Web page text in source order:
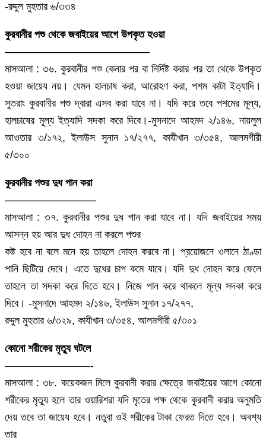
-রদ্দুল মুহতার ৬/৩৩৪
কুরবানীর পশু থেকে জবাইয়ের আগে উপকৃত হওয়া
—————————————–
মাসআলা : ৩৬. কুরবানীর পশু কেনার পর বা নির্দিষ্ট করার পর তা থেকে উপকৃত
হওয়া জায়েয নয়। যেমন হালচাষ করা, আরোহণ করা, পশম কাটা ইত্যাদি।
সুতরাং কুরবানীর পশু দ্বারা এসব করা যাবে না। যদি করে তবে পশমের মূল্য,
হালচাষের মূল্য ইত্যাদি সদকা করে দিবে।-মুসনাদে আহমদ ২/১৪৬, নায়লুল
আওতার ৩/১৭২, ইলাউস সুনান ১৭/২৭৭, কাযীখান ৩/৩৫৪, আলমগীরী
৫/৩০০
কুরবানীর পশুর দুধ পান করা
————————–
মাসআলা : ৩৭. কুরবানীর পশুর দুধ পান করা যাবে না। যদি জবাইয়ের সময়
আসন্ন হয় আর দুধ দোহন না করলে পশুর
কষ্ট হবে না বলে মনে হয় তাহলে দোহন করবে না। প্রয়োজনে ওলানে ঠাণ্ডা
পানি ছিটিয়ে দেবে। এতে দুধের চাপ কমে যাবে। যদি দুধ দোহন করে ফেলে
তাহলে তা সদকা করে দিতে হবে। নিজে পান করে থাকলে মূল্য সদকা করে
দিবে। -মুসনাদে আহমদ ২/১৪৬, ইলাউস সুনান ১৭/২৭৭,
রদ্দুল মুহতার ৬/৩২৯, কাযীখান ৩/৩৫৪, আলমগীরী ৫/৩০১
কোনো শরীকের মৃত্যু ঘটলে
————————-
মাসআলা : ৩৮. কয়েকজন মিলে কুরবানী করার ক্ষেত্রে জবাইয়ের আগে কোনো
শরীকের মৃত্যু হলে তার ওয়ারিশরা যদি মৃতের পক্ষ থেকে কুরবানী করার অনুমতি
দেয় তবে তা জায়েয হবে। নতুবা ওই শরীকের টাকা ফেরত দিতে হবে। অবশ্য
তার